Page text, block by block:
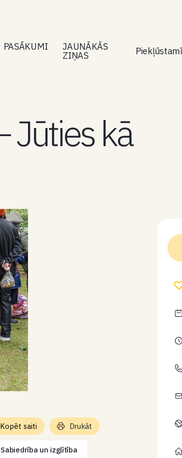
PASĀKUMI JAUNĀKĀS
ZIŅAS
Jūties kā
Kopēt saiti Drukāt
Sabiedrība un izglītība